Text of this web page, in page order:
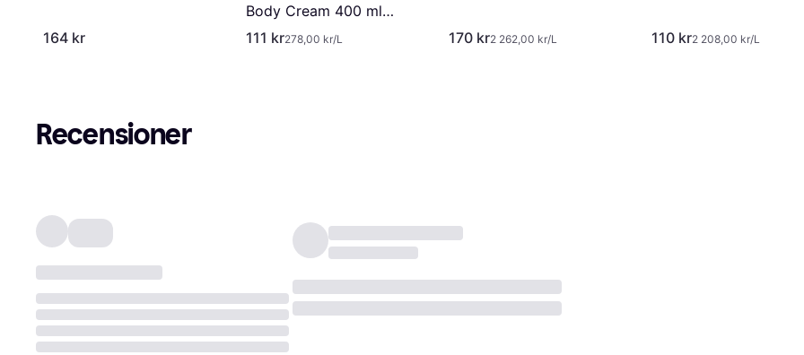
164 kr
Body Cream 400 ml
400ml
111 kr278,00 kr/L 170 kr2 262,00 kr/L 110 kr2 208,00 kr/L
Recensioner